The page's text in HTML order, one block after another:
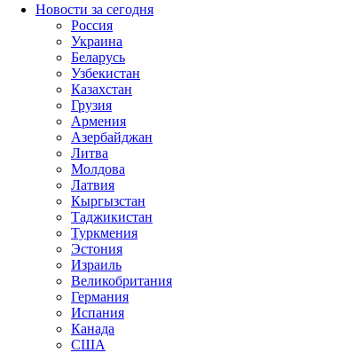
Новости за сегодня
Россия
Украина
Беларусь
Узбекистан
Казахстан
Грузия
Армения
Азербайджан
Литва
Молдова
Латвия
Кыргызстан
Таджикистан
Туркмения
Эстония
Израиль
Великобритания
Германия
Испания
Канада
США